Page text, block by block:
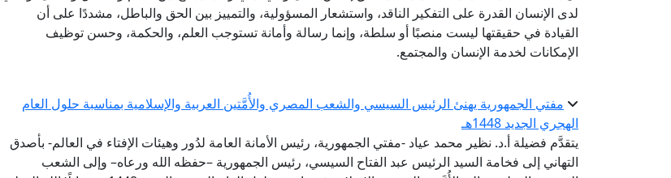
لدى الإنسان القدرة على التفكير الناقد، واستشعار المسؤولية، والتمييز بين الحق والباطل، مشددًا على أن
القيادة في حقيقتها ليست منصبًا أو سلطة، وإنما رسالة وأمانة تستوجب العلم، والحكمة، وحسن توظيف
الإمكانات لخدمة الإنسان والمجتمع.
مفتي الجمهورية يهنئ الرئيس السيسي والشعب المصري والأُمَّتين العربية والإسلامية بمناسبة حلول العام
الهجري الجديد 1448هـ
يتقدَّم فضيلة أ.د. نظير محمد عياد -مفتي الجمهورية، رئيس الأمانة العامة لدُور وهيئات الإفتاء في العالم- بأصدق
التهاني إلى فخامة السيد الرئيس عبد الفتاح السيسي، رئيس الجمهورية –حفظه الله ورعاه– وإلى الشعب